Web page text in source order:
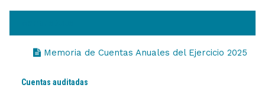
Memoria de Cuentas Anuales del Ejercicio 2025
Cuentas auditadas